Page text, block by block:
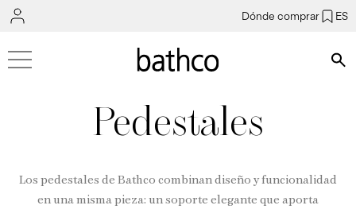
Dónde comprar ES
Pedestales
Los pedestales de Bathco combinan diseño y funcionalidad
en una misma pieza: un soporte elegante que aporta